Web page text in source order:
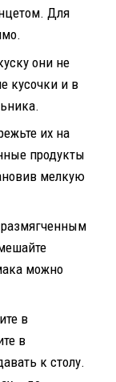
Для
они не
кусочки и в
их на
продукты
мелкую
размягченным
можно
в
в
к столу.